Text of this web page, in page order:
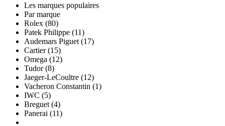
Les marques populaires
Par marque
Rolex (80)
Patek Philippe (11)
Audemars Piguet (17)
Cartier (15)
Omega (12)
Tudor (8)
Jaeger-LeCoultre (12)
Vacheron Constantin (1)
IWC (5)
Breguet (4)
Panerai (11)